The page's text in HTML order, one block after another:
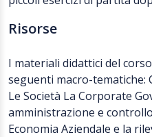
Risorse
I materiali didattici del
seguenti macro-tematiche:
Le Società La Corporate
amministrazione e
Economia Aziendale e la